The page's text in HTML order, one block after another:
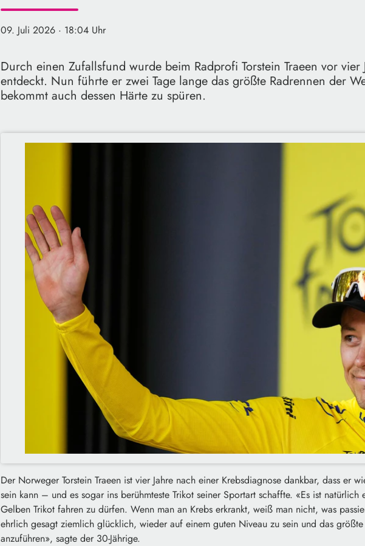
09. Juli 2026 · 18:04 Uhr
Durch einen Zufallsfund wurde beim Radprofi Torstein Traeen vor vier
entdeckt. Nun führte er zwei Tage lange das größte Radrennen der
bekommt auch dessen Härte zu spüren.
Der Norweger Torstein Traeen ist vier Jahre nach einer Krebsdiagnose dankbar, dass er
sein kann – und es sogar ins berühmteste Trikot seiner Sportart schaffte. «Es ist
Gelben Trikot fahren zu dürfen. Wenn man an Krebs erkrankt, weiß man nicht, was
ehrlich gesagt ziemlich glücklich, wieder auf einem guten Niveau zu sein und das
anzuführen», sagte der 30-Jährige.